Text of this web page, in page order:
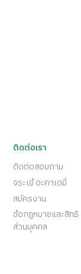
ติดต่อเรา
ติดต่อสอบถาม
จระเข้ อะคาเดมี่
สมัครงาน
ข้อกฎหมายและสิทธิ
ส่วนบุคคล